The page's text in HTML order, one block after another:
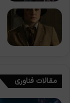
مقالات فناوری